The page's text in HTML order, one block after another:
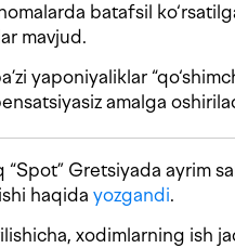
batafsil
mavjud.
yaponiyaliklar
amalga
“Spot” Gretsiyada ayrim
haqida yozgandi.
xodimlarning ish